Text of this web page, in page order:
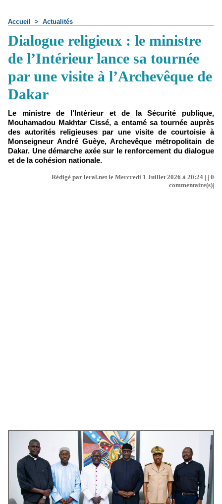
Accueil > Actualités
Dialogue religieux : le ministre
de l’Intérieur lance sa tournée
par une visite à l’Archevêque de
Dakar
Le ministre de l’Intérieur et de la Sécurité publique,
Mouhamadou Makhtar Cissé, a entamé sa tournée auprès
des autorités religieuses par une visite de courtoisie à
Monseigneur André Guèye, Archevêque métropolitain de
Dakar. Une démarche axée sur le renforcement du dialogue
et de la cohésion nationale.
Rédigé par leral.net le Mercredi 1 Juillet 2026 à 20:24 | | 0
commentaire(s)|